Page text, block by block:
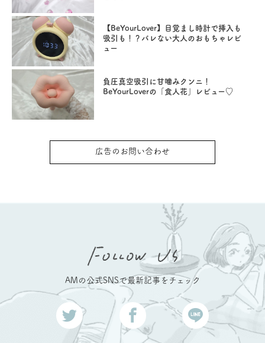
【BeYourLover】目覚まし時計で挿入も
吸引も！？バレない大人のおもちゃレビ
ュー
負圧真空吸引に甘噛みクンニ！
BeYourLoverの「食人花」レビュー♡
広告のお問い合わせ
AMの公式SNSで最新記事をチェック